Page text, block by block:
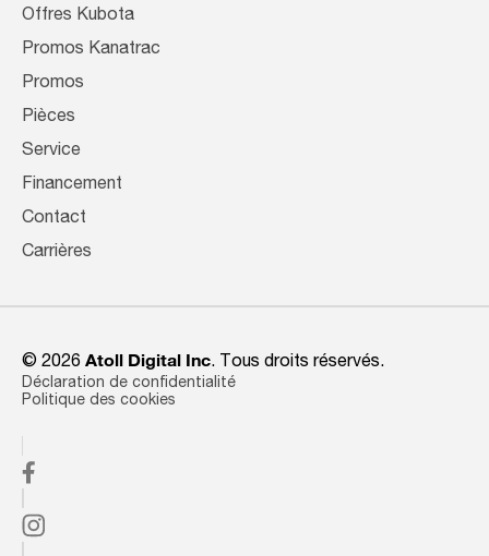
Offres Kubota
Promos Kanatrac
Promos
Pièces
Service
Financement
Contact
Carrières
© 2026 Atoll Digital Inc. Tous droits réservés.
Déclaration de confidentialité
Politique des cookies